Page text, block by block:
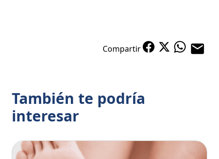
Compartir
También te podría
interesar